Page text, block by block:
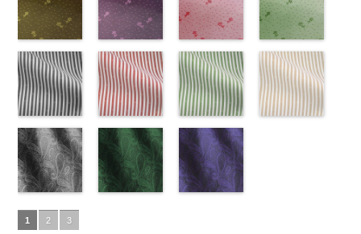
6000
ュプラ100％
DOLCELABY、
6000
キュプラ
100％
FairyRose
6000
キュプラ
100％
FairyRose
6000
ラ100％
DOLCELABY、
6000
55/LT)
http://www.anys.co.jp/wp-
55.jpg
AK201-55 ブ
ラック 花柄
ドット キュ
DOLCELABY、
FairyRose
6000
http://www.anys.co.jp/wp-
content/uploads/2013/05/ak201-
AK201-53 ピ
ンク 花柄ド
ット キュプ
ラ100％
FairyRose
6000
http://www.anys.co.jp/wp-
content/uploads/2013/04/ak201-
AK201-52 グ
レー 花柄ド
ット キュプ
ラ100％
FairyRose
6000
50/LT)
http://
50.jpg
AK201-50 ネ
イビー 花柄
ドット キュ
エロー
(AK201-
34/LT)
http://www.anys.co.jp/wp-
34.jpg
AK201-34 イ
エロー 花柄
ドット キュ
DOLCELABY、
FairyRose
ープル
(AK201-
33/LT)
http://www.anys.co.jp/wp-
33.jpg
AK201-33 パ
ープル 花柄
ドット
キュ
ッド(AK201-
29/LT)
http://www.anys.co.jp/wp-
content/uploads/2013/04/ak201-
AK201-29 レ
ッド 花柄ド
ット キュプ
ラ100％
リーン
(AK201-
27/LT)
http://
ライプブラッ
ク(AKL5300-
5/LT)
http://www.anys.co.jp/wp-
5.jpg
AKL5300-5
ライプレッド
(AKL5300-
4/LT)
http://www.anys.co.jp/wp-
ライプグリー
ン(AKL5300-
3/LT)
http://www.anys.co.jp/wp-
グレー
(AK105-
1 2 3